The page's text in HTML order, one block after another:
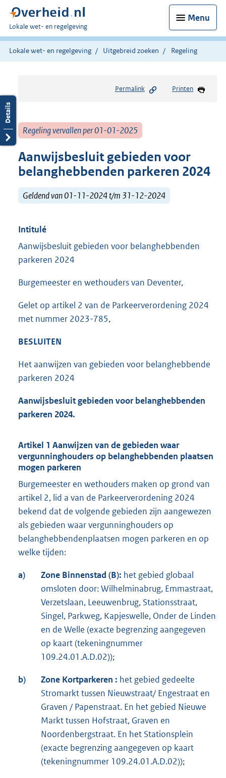
Menu
U
bent
hier:
Lokale wet- en regelgeving
Lokale wet- en regelgeving Uitgebreid zoeken Regeling
Permalink Printen
Regeling vervallen per 01-01-2025
Aanwijsbesluit gebieden voor
belanghebbenden parkeren 2024
Geldend van 01-11-2024 t/m 31-12-2024
Intitulé
Aanwijsbesluit gebieden voor belanghebbenden
parkeren 2024
Burgemeester en wethouders van Deventer,
Gelet op artikel 2 van de Parkeerverordening 2024
met nummer 2023-785,
BESLUITEN
Het aanwijzen van gebieden voor belanghebbende
parkeren 2024
Aanwijsbesluit gebieden voor belanghebbenden
parkeren 2024.
Artikel 1 Aanwijzen van de gebieden waar
vergunninghouders op belanghebbenden plaatsen
mogen parkeren
Burgemeester en wethouders maken op grond van
artikel 2, lid a van de Parkeerverordening 2024
bekend dat de volgende gebieden zijn aangewezen
als gebieden waar vergunninghouders op
belanghebbendenplaatsen mogen parkeren en op
welke tijden:
a) Zone Binnenstad (B): het gebied globaal
omsloten door: Wilhelminabrug, Emmastraat,
Verzetslaan, Leeuwenbrug, Stationsstraat,
Singel, Parkweg, Kapjeswelle, Onder de Linden
en de Welle (exacte begrenzing aangegeven
op kaart (tekeningnummer
109.24.01.A.D.02));
b) Zone Kortparkeren : het gebied gedeelte
Stromarkt tussen Nieuwstraat/ Engestraat en
Graven / Papenstraat. En het gebied Nieuwe
Markt tussen Hofstraat, Graven en
Noordenbergstraat. En het Stationsplein
(exacte begrenzing aangegeven op kaart
(tekeningnummer 109.24.01.A.D.02));